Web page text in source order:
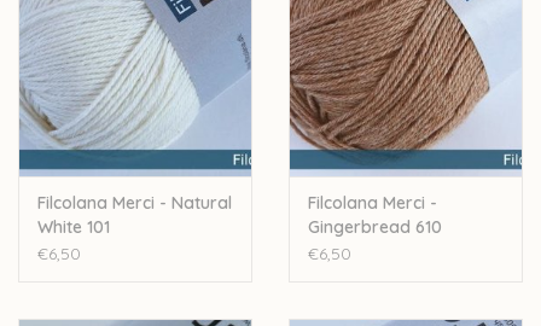
Naalddikte: 2,5-3,5mm
Stekenverhouding 10cm: 26-28 steken - 36-38 rijen
Machinewasbaar
Let op: de kleur op beeld kan afwijken van de werkelijke kleur.
Filcolana Merci - Natural
White 101
€6,50
Filcolana Merci -
Gingerbread 610
€6,50